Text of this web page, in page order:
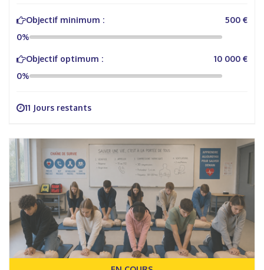
Objectif minimum :
500 €
0%
Objectif optimum :
10 000 €
0%
11 Jours restants